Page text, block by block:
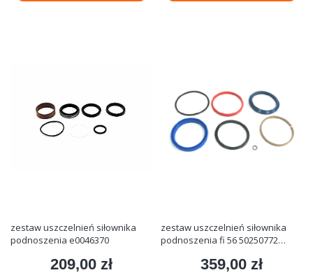
zestaw uszczelnień siłownika
podnoszenia e0046370
Cena
209,00 zł
zestaw uszczelnień siłownika
podnoszenia fi 56 50250772
Cena
359,00 zł